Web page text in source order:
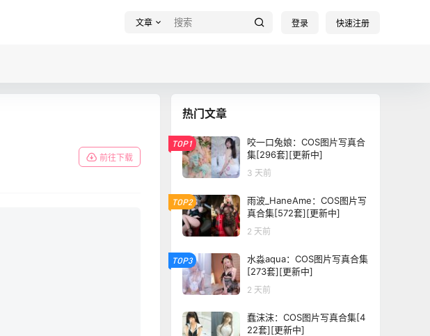
文章 登录 快速注册
前往下载
热门文章
TOP1
咬一口兔娘：COS图片写真合
集[296套][更新中]
3 天前
TOP2
雨波_HaneAme：COS图片写
真合集[572套][更新中]
2 天前
TOP3
水淼aqua：COS图片写真合集
[273套][更新中]
2 天前
蠢沫沫：COS图片写真合集[4
22套][更新中]